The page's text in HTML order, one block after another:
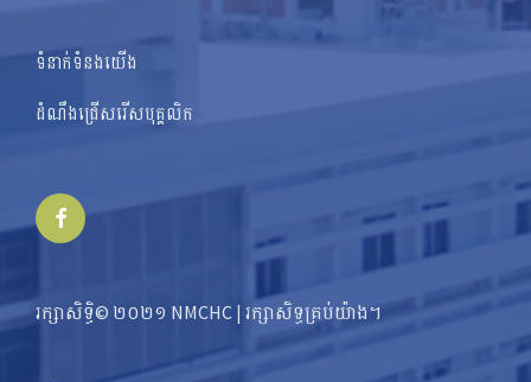
ទំនាក់ទំនងយើង
ដំណឹងជ្រើសរើសបុគ្គលិក
Facebook
រក្សាសិទ្ធិ© ២០២១ NMCHC | រក្សា​​សិទ្ធ​គ្រប់យ៉ាង។